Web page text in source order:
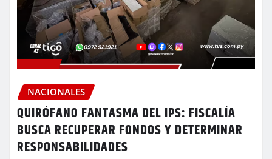
NACIONALES
QUIRÓFANO FANTASMA DEL IPS: FISCALÍA
BUSCA RECUPERAR FONDOS Y DETERMINAR
RESPONSABILIDADES